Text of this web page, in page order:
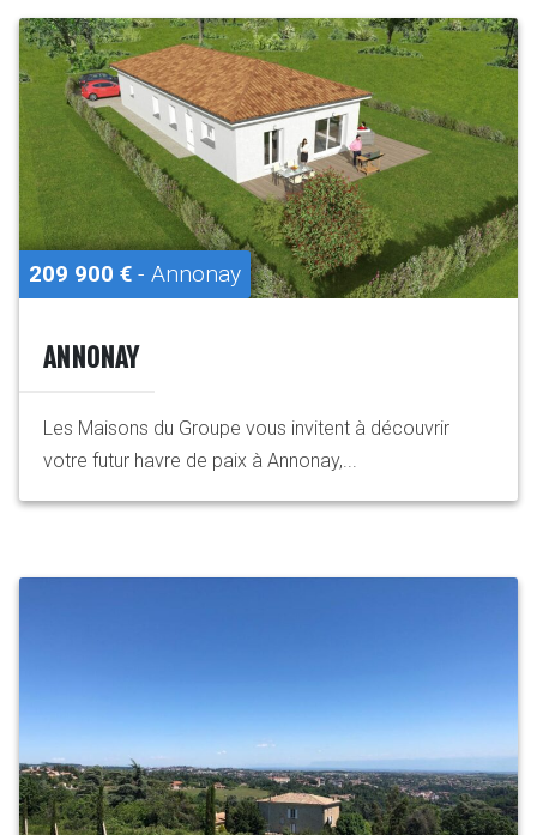
209 900 € - Annonay
ANNONAY
Les Maisons du Groupe vous invitent à découvrir
votre futur havre de paix à Annonay,...